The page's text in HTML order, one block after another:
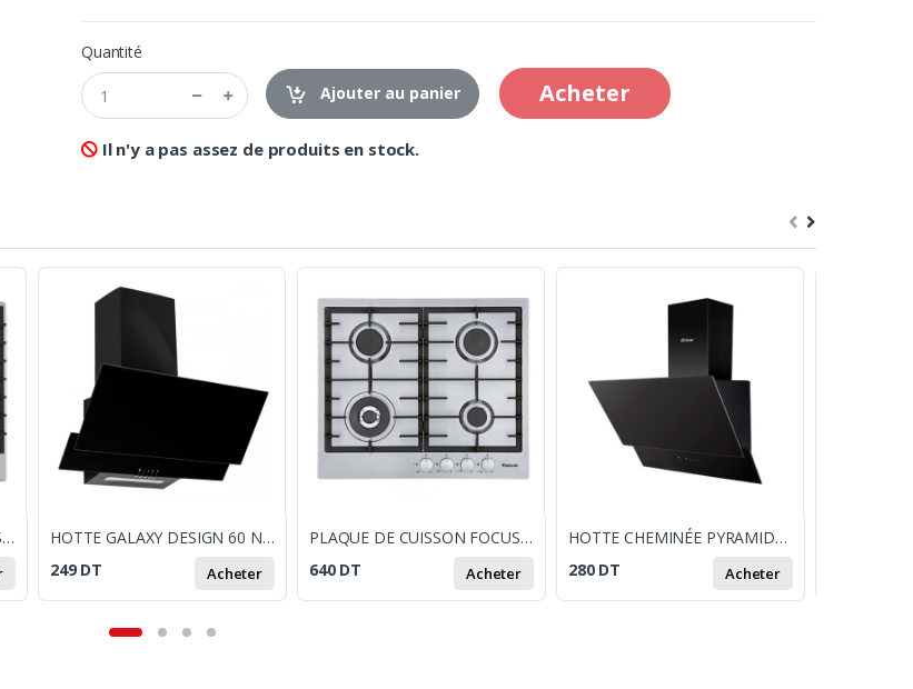
Quantité
Ajouter au panier
Acheter
Il n'y a pas assez de produits en stock.
PLAQUE DE CUISSON FOCUS F402X 4 FEUX 60 CM - INOX
HOTTE GALAXY DESIGN 60 NOIR
249 DT Acheter
PLAQUE DE CUISSON FOCUS F804X 60 CM - INOX
640 DT Acheter
HOTTE CHEMINÉE PYRAMIDALE VITRÉE ORIENT NOIR
280 DT Acheter